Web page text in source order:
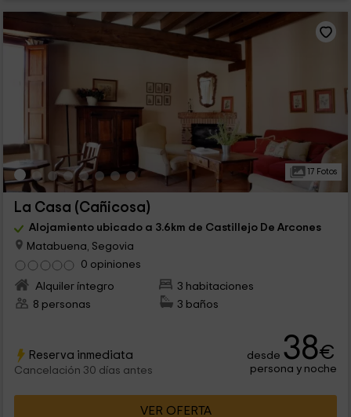
17 Fotos
La Casa (Cañicosa)
Alojamiento ubicado a 3.6km de Castillejo De Arcones
Matabuena, Segovia
0 opiniones
Alquiler íntegro
3 habitaciones
8 personas
3 baños
Reserva inmediata
Cancelación 30 días antes
desde 38€
persona y noche
VER OFERTA